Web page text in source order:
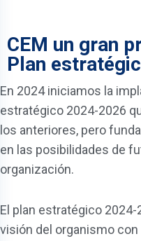
CEM un gran
Plan
En 2024 iniciamos la
estratégico 2024-2026
los anteriores, pero
en las posibilidades de
organización.
El plan estratégico
visión del organismo